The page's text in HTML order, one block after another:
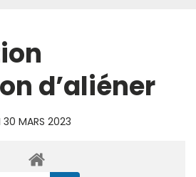
d’aliéner
30 MARS 2023